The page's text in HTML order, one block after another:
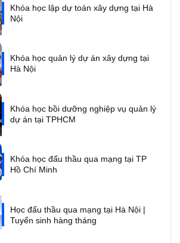
Khóa học lập dự toán xây dựng tại Hà
Nội
Khóa học quản lý dự án xây dựng tại
Hà Nội
Khóa học bồi dưỡng nghiệp vụ quản lý
dự án tại TPHCM
Khóa học đấu thầu qua mạng tại TP
Hồ Chí Minh
Học đấu thầu qua mạng tại Hà Nội |
Tuyển sinh hàng tháng